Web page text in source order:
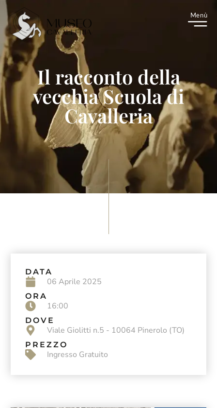
Menù
Il racconto della
vecchia Scuola di
Cavalleria
DATA
06 Aprile 2025
ORA
16:00
DOVE
Viale Giolitti n.5 - 10064 Pinerolo (TO)
PREZZO
Ingresso Gratuito